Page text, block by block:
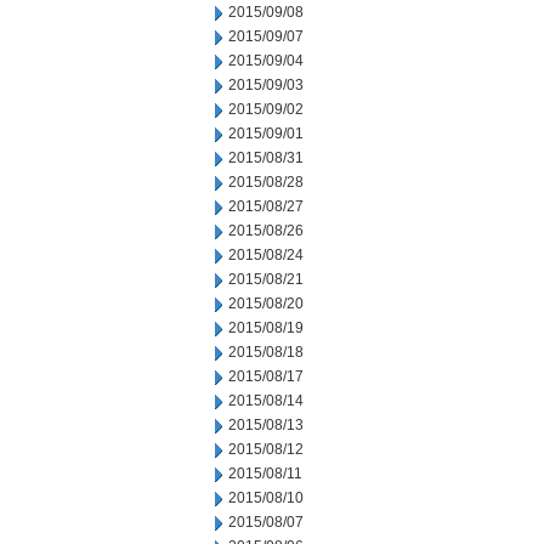
2015/09/08
2015/09/07
2015/09/04
2015/09/03
2015/09/02
2015/09/01
2015/08/31
2015/08/28
2015/08/27
2015/08/26
2015/08/24
2015/08/21
2015/08/20
2015/08/19
2015/08/18
2015/08/17
2015/08/14
2015/08/13
2015/08/12
2015/08/11
2015/08/10
2015/08/07